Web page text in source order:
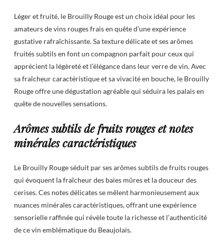
Léger et fruité, le Brouilly Rouge est un choix idéal pour les
amateurs de vins rouges frais en quête d’une expérience
gustative rafraîchissante. Sa texture délicate et ses arômes
fruités subtils en font un compagnon parfait pour ceux qui
apprécient la légèreté et l’élégance dans leur verre de vin. Avec
sa fraîcheur caractéristique et sa vivacité en bouche, le Brouilly
Rouge offre une dégustation agréable qui séduira les palais en
quête de nouvelles sensations.
Arômes subtils de fruits rouges et notes
minérales caractéristiques
Le Brouilly Rouge séduit par ses arômes subtils de fruits rouges
qui évoquent la fraîcheur des baies mûres et la douceur des
cerises. Ces notes délicates se mêlent harmonieusement aux
nuances minérales caractéristiques, offrant une expérience
sensorielle raffinée qui révèle toute la richesse et l’authenticité
de ce vin emblématique du Beaujolais.